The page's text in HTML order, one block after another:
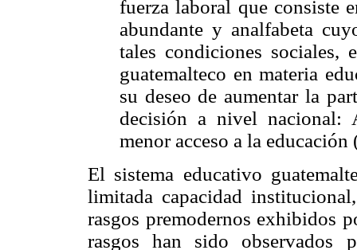
fuerza laboral que consiste
abundante y analfabeta
tales condiciones sociales,
guatemalteco en materia
su deseo de aumentar la
decisión a nivel nacional:
menor acceso a la educación
El sistema educativo
limitada capacidad
rasgos premodernos exhibidos
rasgos han sido observados